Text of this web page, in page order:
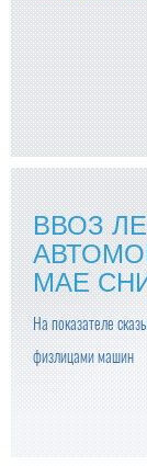
ВВОЗ
МАЕ
На показателе
физлицами машин